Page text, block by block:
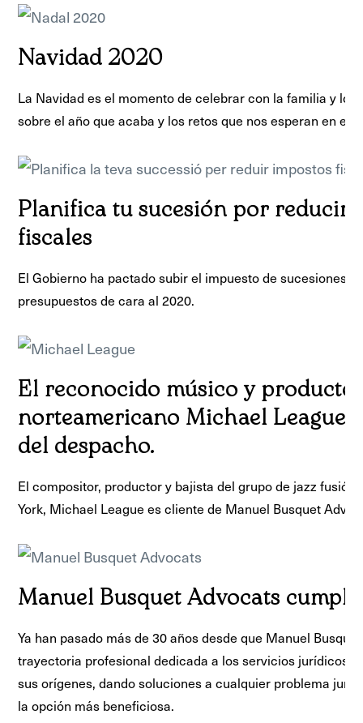
Navidad 2020
La Navidad es el momento de celebrar con la familia y los
sobre el año que acaba y los retos que nos esperan en el
Planifica tu sucesión por reducir
fiscales
El Gobierno ha pactado subir el impuesto de sucesiones
presupuestos de cara al 2020.
El reconocido músico y
norteamericano Michael League,
del despacho.
El compositor, productor y bajista del grupo de jazz fusión
York, Michael League es cliente de Manuel Busquet
Manuel Busquet Advocats
Ya han pasado más de 30 años desde que Manuel
trayectoria profesional dedicada a los servicios jurídicos.
sus orígenes, dando soluciones a cualquier problema
la opción más beneficiosa.